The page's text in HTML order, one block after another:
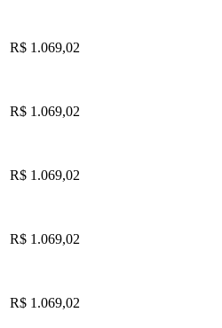
R$ 1.069,02
R$ 1.069,02
R$ 1.069,02
R$ 1.069,02
R$ 1.069,02